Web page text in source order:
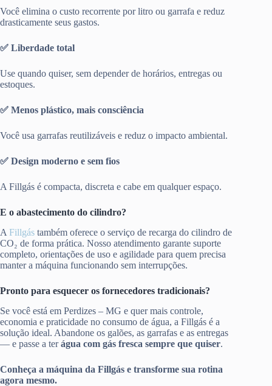
Você elimina o custo recorrente por litro ou garrafa e reduz
drasticamente seus gastos.
✅ Liberdade total
Use quando quiser, sem depender de horários, entregas ou
estoques.
✅ Menos plástico, mais consciência
Você usa garrafas reutilizáveis e reduz o impacto ambiental.
✅ Design moderno e sem fios
A Fillgás é compacta, discreta e cabe em qualquer espaço.
E o abastecimento do cilindro?
A Fillgás também oferece o serviço de recarga do cilindro de
CO₂ de forma prática. Nosso atendimento garante suporte
completo, orientações de uso e agilidade para quem precisa
manter a máquina funcionando sem interrupções.
Pronto para esquecer os fornecedores tradicionais?
Se você está em Perdizes – MG e quer mais controle,
economia e praticidade no consumo de água, a Fillgás é a
solução ideal. Abandone os galões, as garrafas e as entregas
— e passe a terágua com gás fresca sempre que quiser.
Conheça a máquina da Fillgás e transforme sua rotina
agora mesmo.